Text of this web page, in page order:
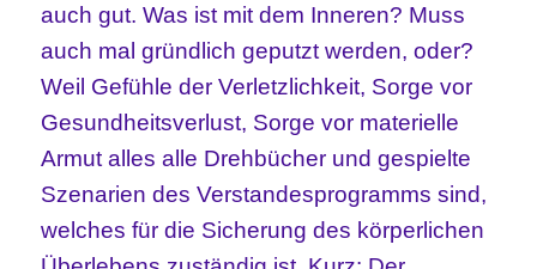
auch gut. Was ist mit dem Inneren? Muss
auch mal gründlich geputzt werden, oder?
Weil Gefühle der Verletzlichkeit, Sorge vor
Gesundheitsverlust, Sorge vor materielle
Armut alles alle Drehbücher und gespielte
Szenarien des Verstandesprogramms sind,
welches für die Sicherung des körperlichen